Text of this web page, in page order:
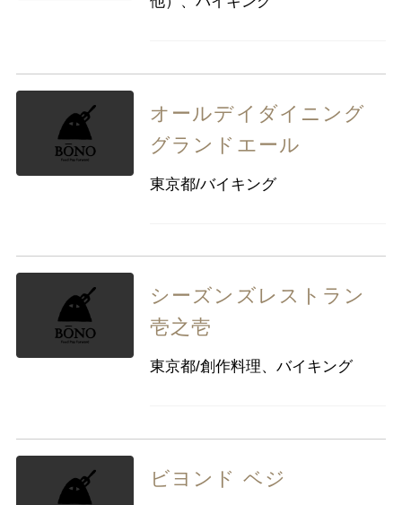
オールデイダイニング
グランドエール
東京都/バイキング
シーズンズレストラン
壱之壱
東京都/創作料理、バイキング
ビヨンド ベジ